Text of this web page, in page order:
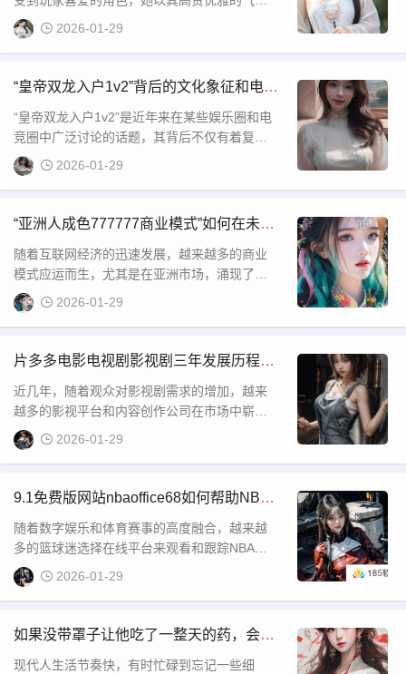
和强大的能力著称。然而，近年来网络上也流
传出一些关于八重神子的搞笑或恶搞性话题，
词条涉及的是玩家对八重神子角色进行恶搞或
符合游戏本身的正
2026-01-29
“皇帝双龙入户1v2”背后的文化象征和电竞
精神，如何影响现代人的心理与战术策
略？
“皇帝双龙入户1v2”是近年来在某些娱乐圈和电
竞圈中广泛讨论的话题，其背后不仅有着复杂
的历史背景，也承载着深刻的文化象征意义。
随着不同领域的解读，“皇帝双龙入户1v2”逐渐
将围绕这一主题进行深入探讨，解开其中的意
2026-01-29
“亚洲人成色777777商业模式”如何在未来
竞争中脱颖而出？
随着互联网经济的迅速发展，越来越多的商业
模式应运而生，尤其是在亚洲市场，涌现了诸
如“亚洲人成色777777”这一独特的商业模式。
这一模式吸引了大量投资者和创业者的目光，
来可持续的收益。本文将深入分析“亚洲人成色
市
2026-01-29
片多多电影电视剧影视剧三年发展历程如
何？未来趋势与挑战分析
近几年，随着观众对影视剧需求的增加，越来
越多的影视平台和内容创作公司在市场中崭露
头角。片多多作为近年来热门的影视资源平台
之一，以其丰富的电影、电视剧和影视剧内容
过不断更新资源和优化用户体验，已经成为了
了解片多多在这三年的
2026-01-29
9.1免费版网站nbaoffice68如何帮助NBA
迷免费观看高清赛事直播？
随着数字娱乐和体育赛事的高度融合，越来越
多的篮球迷选择在线平台来观看和跟踪NBA比
赛。对于想要尽享NBA精彩赛事的观众，9 1免
费版网站nbaoffice68无疑是一个备受关注的选
及如何通过它获取实时的NBA资讯。
2026-01-29
如果没带罩子让他吃了一整天的药，会对
健康造成什么影响？该如何处理？
现代人生活节奏快，有时忙碌到忘记一些细